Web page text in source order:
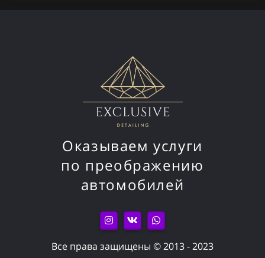
Оказываем услуги
по преображению
автомобилей
Все права защищены © 2013 - 2023